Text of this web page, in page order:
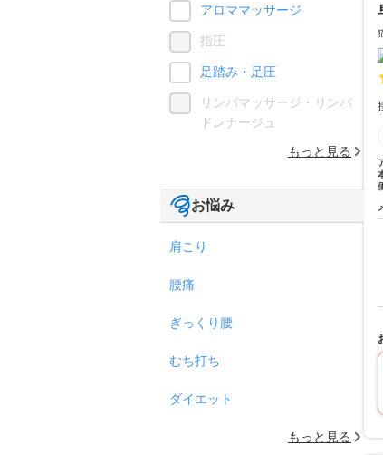
アロママッサージ
指圧
足踏み・足圧
リンパマッサージ・リンパ
ドレナージュ
もっと見る
お悩み
肩こり
腰痛
ぎっくり腰
むち打ち
ダイエット
もっと見る